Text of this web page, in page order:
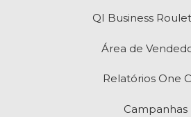
QI Business
Área de
Relatórios One
Campanhas